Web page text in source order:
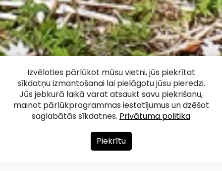
Dabas taka
"Ugāles gravas"
Facebook
WhatsApp
XDraugiem
Copy
LinkShare
Izvēloties pārlūkot mūsu vietni, jūs piekrītat
sīkdatņu izmantošanai lai pielāgotu jūsu pieredzi.
Jūs jebkurā laikā varat atsaukt savu piekrišanu,
mainot pārlūkprogrammas iestatījumus un dzēšot
saglabātās sīkdatnes. Privātuma politika
Piekrītu